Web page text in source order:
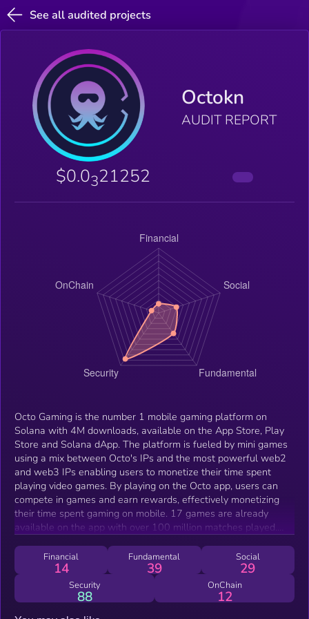
See all audited projects
Octokn
AUDIT REPORT
$0.0321252
Octo Gaming is the number 1 mobile gaming platform on
Solana with 4M downloads, available on the App Store, Play
Store and Solana dApp. The platform is fueled by mini games
using a mix between Octo's IPs and the most powerful web2
and web3 IPs enabling users to monetize their time spent
playing video games. By playing on the Octo app, users can
compete in games and earn rewards, effectively monetizing
their time spent gaming on mobile. 17 games are already
available on the app with over 100 million matches played.
visibility for world-renowned sports clubs (Paris Saint Germain
and Paris Musketeers), tokens exceeding the billion dollar
valuation (BONK, PONKE, Samoyed, etc.) and NFT collections
with millions of NFT sold (DeGods &amp; y00ts, Solana
Financial
14
Fundamental
39
Social
29
Security
88
OnChain
12